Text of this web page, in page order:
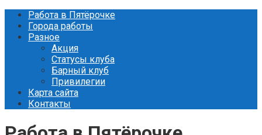
Перейти
контенту
Работа в Пятёрочке
Города работы
Разное
Акция
Статусы клуба
Барный клуб
Привилегии
Карта сайта
Контакты